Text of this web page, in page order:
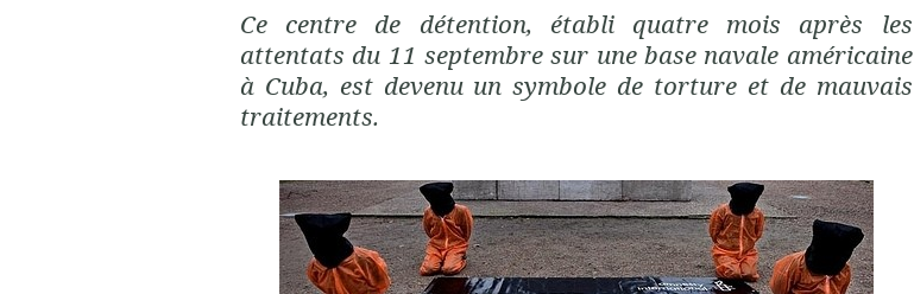
Ce centre de détention, établi quatre mois après les
attentats du 11 septembre sur une base navale américaine
à Cuba, est devenu un symbole de torture et de mauvais
traitements.